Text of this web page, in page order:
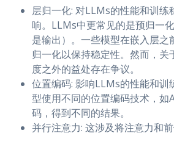
层归一化: 对LLMs的性能和训练
响。LLMs中更常见的是预归一
是输出）。一些模型在嵌入层之
归一化以保持稳定性。然而，关
度之外的益处存在争议。
位置编码: 影响LLMs的性能和训
型使用不同的位置编码技术，如
码，得到不同的结果。
并行注意力: 这涉及将注意力和前